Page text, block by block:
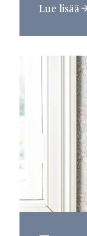
Lue lisää